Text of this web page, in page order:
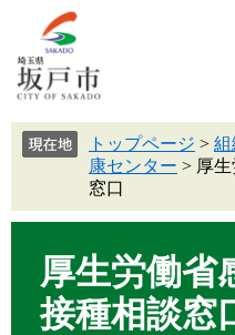
トップページ > 組
康センター > 厚
窓口
厚生労働省
接種相談窓